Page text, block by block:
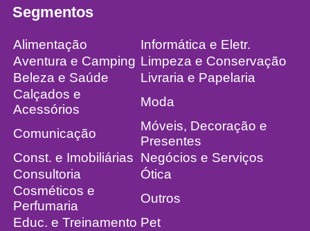
Segmentos
Alimentação
Informática e Eletr.
Aventura e Camping Limpeza e Conservação
Beleza e Saúde
Livraria e Papelaria
Calçados e
Acessórios
Moda
Comunicação
Móveis, Decoração e
Presentes
Const. e Imobiliárias Negócios e Serviços
Consultoria
Ótica
Cosméticos e
Perfumaria
Outros
Educ. e Treinamento Pet